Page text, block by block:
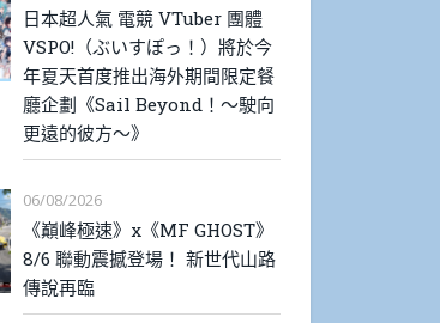
日本超人氣 電競 VTuber 團體
VSPO!（ぶいすぽっ！）將於今
年夏天首度推出海外期間限定餐
廳企劃《Sail Beyond！～駛向
更遠的彼方～》
06/08/2026
《巔峰極速》x《MF GHOST》
8/6 聯動震撼登場！ 新世代山路
傳說再臨